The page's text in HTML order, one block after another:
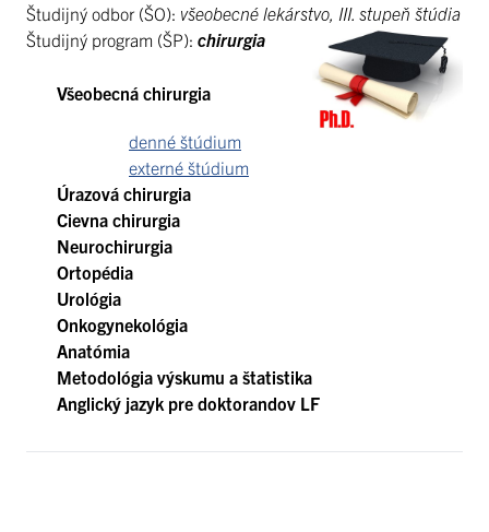
Študijný odbor (ŠO): všeobecné lekárstvo, III. stupeň štúdia
Študijný program (ŠP): chirurgia
Všeobecná chirurgia
denné štúdium
externé štúdium
Úrazová chirurgia
Cievna chirurgia
Neurochirurgia
Ortopédia
Urológia
Onkogynekológia
Anatómia
Metodológia výskumu a štatistika
Anglický jazyk pre doktorandov LF